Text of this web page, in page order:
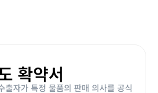
확약서
출자가 특정 물품의 판매 의사를 공식